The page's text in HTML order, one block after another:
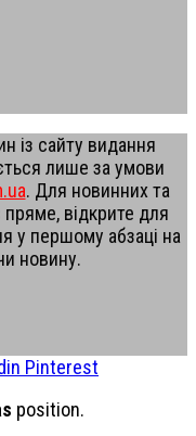
із сайту видання
лише за умови
. Для новинних та
відкрите для
у першому абзаці на
новину.
Pinterest
position.